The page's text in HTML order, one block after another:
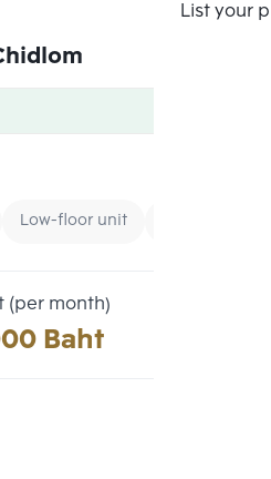
List your
Low-floor unit
(per month)
Baht